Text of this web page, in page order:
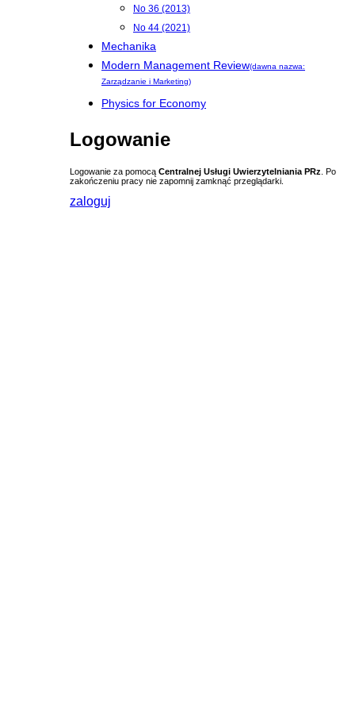
No 36 (2013)
No 44 (2021)
Mechanika
Modern Management Review(dawna nazwa:
Zarządzanie i Marketing)
Physics for Economy
Logowanie
Logowanie za pomocą Centralnej Usługi Uwierzytelniania PRz . Po
zakończeniu pracy nie zapomnij zamknąć przeglądarki.
zaloguj